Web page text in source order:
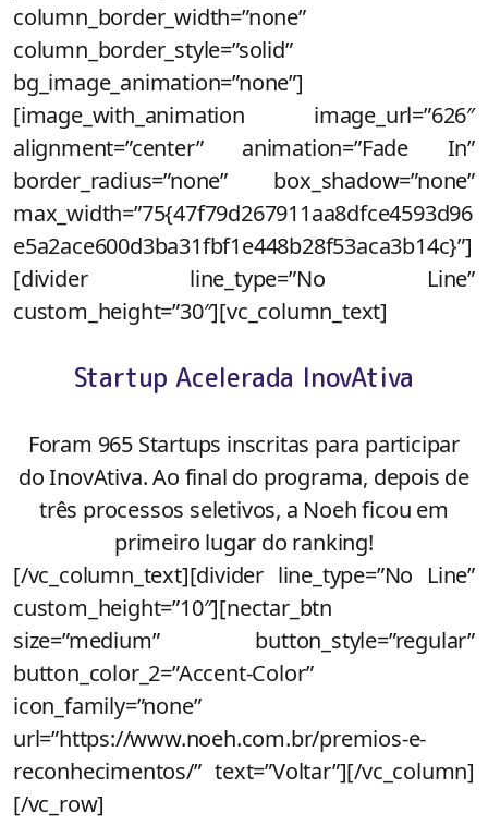
column_border_width=”none”
column_border_style=”solid”
bg_image_animation=”none”]
[image_with_animation image_url=”626″
alignment=”center” animation=”Fade In”
border_radius=”none” box_shadow=”none”
max_width=”75{47f79d267911aa8dfce4593d96
e5a2ace600d3ba31fbf1e448b28f53aca3b14c}”]
[divider line_type=”No Line”
custom_height=”30″][vc_column_text]
Startup Acelerada InovAtiva
Foram 965 Startups inscritas para participar
do InovAtiva. Ao final do programa, depois de
três processos seletivos, a Noeh ficou em
primeiro lugar do ranking!
[/vc_column_text][divider line_type=”No Line”
custom_height=”10″][nectar_btn
size=”medium” button_style=”regular”
button_color_2=”Accent-Color”
icon_family=”none”
url=”https://www.noeh.com.br/premios-e-
reconhecimentos/” text=”Voltar”][/vc_column]
[/vc_row]